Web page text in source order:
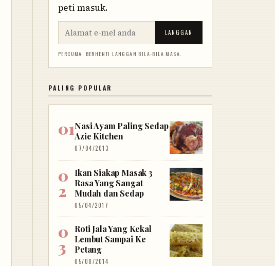
peti masuk.
LANGGAN
PERCUMA. BERHENTI LANGGAN BILA-BILA MASA.
PALING POPULAR
Nasi Ayam Paling Sedap
Azie Kitchen
07/04/2013
Ikan Siakap Masak 3
Rasa Yang Sangat
Mudah dan Sedap
05/04/2017
Roti Jala Yang Kekal
Lembut Sampai Ke
Petang
05/08/2014